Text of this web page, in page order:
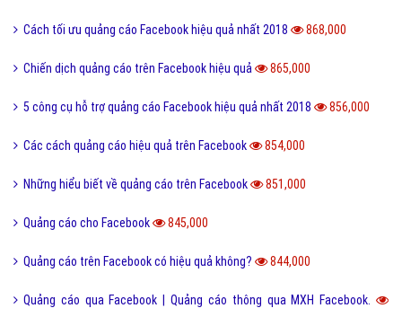
Cách tối ưu quảng cáo Facebook hiệu quả nhất 2018 868,000
Chiến dịch quảng cáo trên Facebook hiệu quả 865,000
5 công cụ hỗ trợ quảng cáo Facebook hiệu quả nhất 2018 856,000
Các cách quảng cáo hiệu quả trên Facebook 854,000
Những hiểu biết về quảng cáo trên Facebook 851,000
Quảng cáo cho Facebook 845,000
Quảng cáo trên Facebook có hiệu quả không? 844,000
Quảng cáo qua Facebook | Quảng cáo thông qua MXH Facebook.